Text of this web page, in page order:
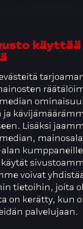
käyttää
ja
Lisäksi
voivat
tietoihin, joita
on kerätty, kun
palvelujaan.
Integrata